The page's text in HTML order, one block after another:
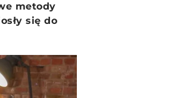
metody
się do